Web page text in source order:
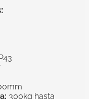
300kg hasta